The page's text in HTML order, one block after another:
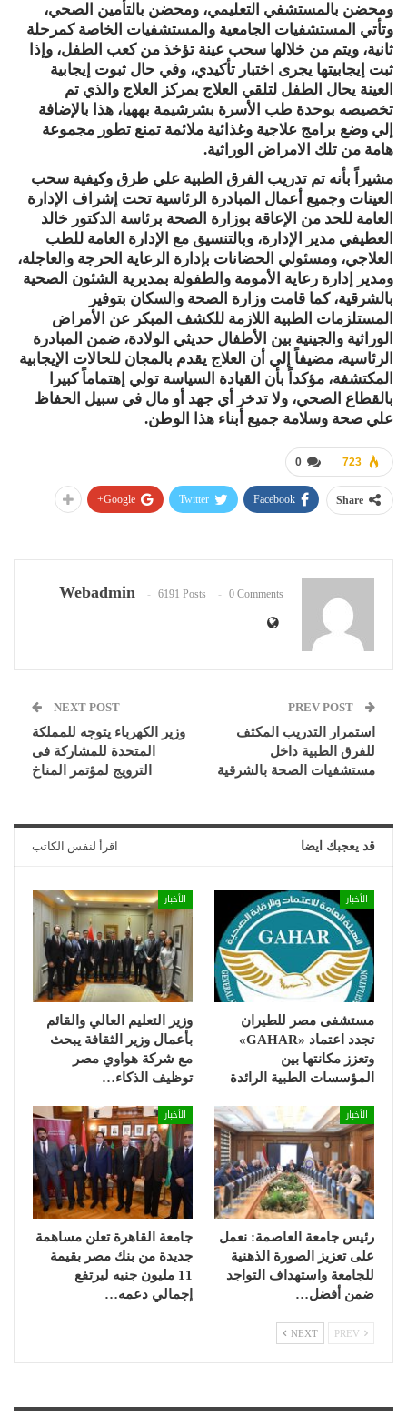
ومحضن بالمستشفي التعليمي، ومحضن بالتأمين الصحي،
وتأتي المستشفيات الجامعية والمستشفيات الخاصة كمرحلة
ثانية، ويتم من خلالها سحب عينة تؤخذ من كعب الطفل، وإذا
ثبت إيجابيتها يجرى اختبار تأكيدي، وفي حال ثبوت إيجابية
العينة يحال الطفل لتلقي العلاج بمركز العلاج والذي تم
تخصيصه بوحدة طب الأسرة بشرشيمة بههيا، هذا بالإضافة
إلي وضع برامج علاجية وغذائية ملائمة تمنع تطور مجموعة
هامة من تلك الامراض الوراثية.
مشيراً بأنه تم تدريب الفرق الطبية علي طرق وكيفية سحب
العينات وجميع أعمال المبادرة الرئاسية تحت إشراف الإدارة
العامة للحد من الإعاقة بوزارة الصحة برئاسة الدكتور خالد
العطيفي مدير الإدارة، وبالتنسيق مع الإدارة العامة للطب
العلاجي، ومسئولي الحضانات بإدارة الرعاية الحرجة والعاجلة،
ومدير إدارة رعاية الأمومة والطفولة بمديرية الشئون الصحية
بالشرقية، كما قامت وزارة الصحة والسكان بتوفير
المستلزمات الطبية اللازمة للكشف المبكر عن الأمراض
الوراثية والجينية بين الأطفال حديثي الولادة، ضمن المبادرة
الرئاسية، مضيفاً إلي أن العلاج يقدم بالمجان للحالات الإيجابية
المكتشفة، مؤكداً بأن القيادة السياسة تولي إهتماماً كبيرا
بالقطاع الصحي، ولا تدخر أي جهد أو مال في سبيل الحفاظ
علي صحة وسلامة جميع أبناء هذا الوطن.
0 723
Share
Facebook
Twitter
Google+
Webadmin 6191 Posts 0 Comments
استمرار التدريب المكثف
للفرق الطبية داخل
مستشفيات الصحة بالشرقية
NEXT POST
وزير الكهرباء يتوجه للمملكة
المتحدة للمشاركة فى
الترويج لمؤتمر المناخ
قد يعجبك ايضا اقرأ لنفس الكاتب
الأخبار
مستشفى مصر للطيران
تجدد اعتماد «GAHAR»
وتعزز مكانتها بين
المؤسسات الطبية الرائدة
الأخبار
وزير التعليم العالي والقائم
بأعمال وزير الثقافة يبحث
مع شركة هواوي مصر
توظيف الذكاء…
الأخبار
رئيس جامعة العاصمة: نعمل
على تعزيز الصورة الذهنية
للجامعة واستهداف التواجد
ضمن أفضل…
الأخبار
جامعة القاهرة تعلن مساهمة
جديدة من بنك مصر بقيمة
11 مليون جنيه ليرتفع
إجمالي دعمه…
NEXT